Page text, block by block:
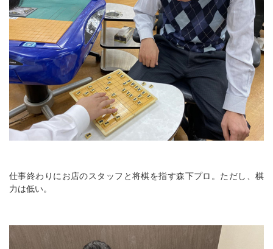
仕事終わりにお店のスタッフと将棋を指す森下プロ。ただし、棋
力は低い。